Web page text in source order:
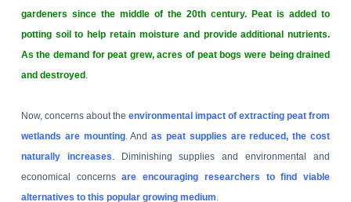
gardeners since the middle of the 20th century.Peat is added to
potting soil to help retain moisture and provide additional nutrients.
As the demand for peat grew, acres of peat bogs were being drained
and destroyed.
Now, concerns about the environmental impact of extracting peat from
wetlands are mounting. Andas peat supplies are reduced, the cost
naturally increases . Diminishing supplies and environmental and
economical concernsare encouraging researchers to find viable
alternatives to this popular growing medium